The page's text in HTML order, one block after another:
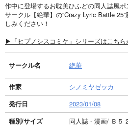
作中に登場するお耽美ひふどの同人誌風ポ
サークル【絶華】の“Crazy Lyric Battle
しみください！
▶「ヒプノシスコミケ」シリーズはこちら
サークル名 絶華
作家
シノミヤゼッカ
発行日
2023/01/08
種別/サイズ
同人誌 - 漫画/ Ｂ５